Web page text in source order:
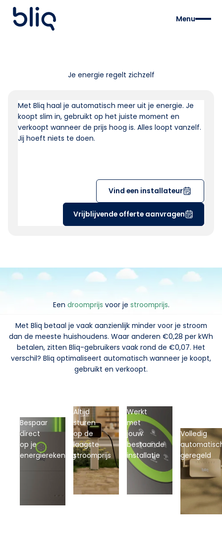
Menu
Je energie regelt zichzelf
Met Bliq haal je automatisch meer uit je energie. Je
koopt slim in, gebruikt op het juiste moment en
verkoopt wanneer de prijs hoog is. Alles loopt vanzelf.
Jij hoeft niets te doen.
Vind een installateur
Vrijblijvende offerte aanvragen
Een droomprijs voor je stroomprijs.
Met Bliq betaal je vaak aanzienlijk minder voor je stroom
dan de meeste huishoudens. Waar anderen €0,28 per kWh
betalen, zitten Bliq-gebruikers vaak rond de €0,07. Het
verschil? Bliq optimaliseert automatisch wanneer je koopt,
gebruikt en verkoopt.
Bespaar
direct
op je
energierekening
Altijd
sturen
op de
laagste
stroomprijs
Werkt
met
jouw
bestaande
installatie
Volledig
geregeld